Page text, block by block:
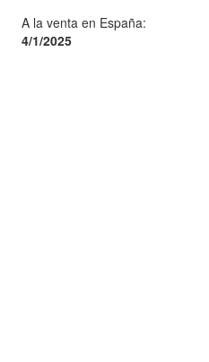
A la venta en España:
4/1/2025